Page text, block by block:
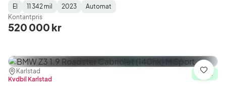
Fuel
Type:
El
Mätarställning :
11 342 mil
Model
Year:
2023
Gearbox
Type:
Automat
Kontantpris
520 000 kr
Plats:
Karlstad
Återförsäljare:
Kvdbil Karlstad
I lager
Spara